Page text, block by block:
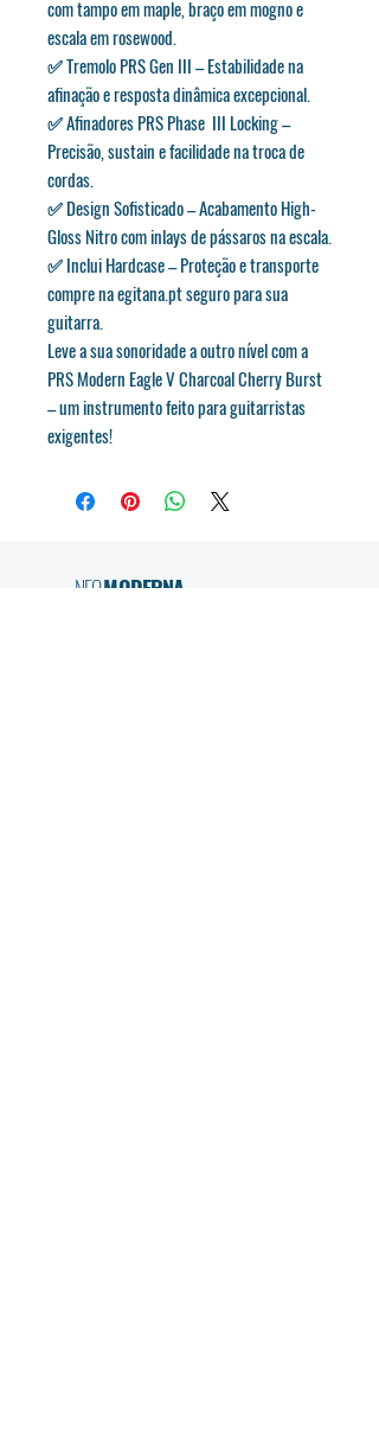
com tampo em maple, braço em mogno e
escala em rosewood.
✅ Tremolo PRS Gen III – Estabilidade na
afinação e resposta dinâmica excepcional.
✅ Afinadores PRS Phase III Locking –
Precisão, sustain e facilidade na troca de
cordas.
✅ Design Sofisticado – Acabamento High-
Gloss Nitro com inlays de pássaros na escala.
✅ Inclui Hardcase – Proteção e transporte
compre na egitana.pt seguro para sua
guitarra.
Leve a sua sonoridade a outro nível com a
PRS Modern Eagle V Charcoal Cherry Burst
– um instrumento feito para guitarristas
exigentes!
NEOMODERNA